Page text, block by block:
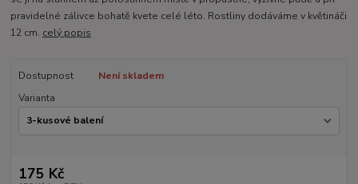
pravidelné zálivce bohatě kvete celé léto. Rostliny dodáváme v květináči
12 cm. celý popis
Dostupnost
Není skladem
Varianta
175 Kč